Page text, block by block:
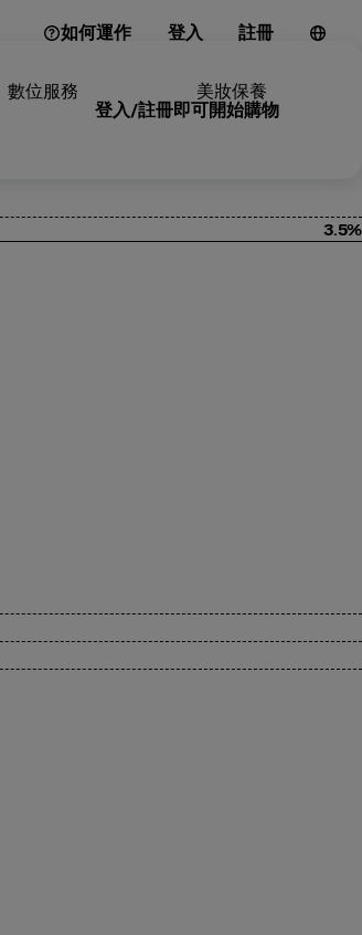
如何運作 登入 註冊
數位服務 美妝保養
登入/註冊即可開始購物
3.5%